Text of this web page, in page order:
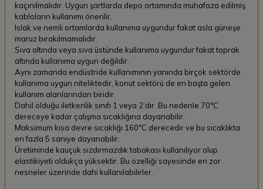
kaçınılmalıdır. Uygun şartlarda depo ortamında muhafaza edilmiş
kabloların kullanımı önerilir.
Islak ve nemli ortamlarda kullanıma uygundur fakat asla güneşe
maruz bırakılmamalıdır.
Sıva altında veya sıva üstünde kullanıma uygundur fakat toprak
altında kullanıma uygun değildir.
Aynı zamanda endüstride kullanımının yanında birçok sektörde
kullanıma uygun niteliktedir, konut sektörü de en başta gelen
kullanım alanlarından biridir.
Dahil olduğu iletkenlik sınıfı 1 veya 2’dir. Bu nedenle 70°C
dereceye kadar çalışma sıcaklığına dayanabilir.
Maksimum kısa devre sıcaklığı 160°C derecedir ve bu sıcaklıkta
en fazla 5 saniye dayanabilir.
Üretiminde kauçuk sızdırmazdık tabakası kullanılıyor olup
elastikiyeti oldukça yüksektir. Bu özelliği sayesinde en zor
nesneler üzerinde dahi kullanılabilirler.